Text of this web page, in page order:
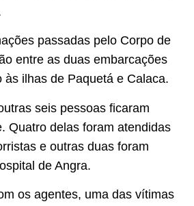
passadas pelo Corpo de
entre as duas embarcações
às ilhas de Paquetá e Calaca.
seis pessoas ficaram
Quatro delas foram atendidas
e outras duas foram
de Angra.
os agentes, uma das vítimas